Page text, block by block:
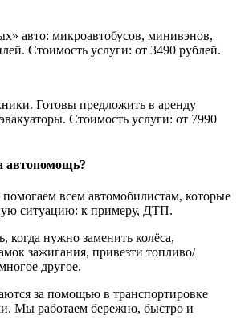
авто: микроавтобусов, минивэнов,
Стоимость услуги: от 3490 рублей.
Готовы предложить в аренду
Стоимость услуги: от 7990
автопомощь?
всем автомобилистам, которые
ситуацию: к примеру, ДТП.
нужно заменить колёса,
зажигания, привезти топливо/
другое.
за помощью в транспортировке
Мы работаем бережно, быстро и